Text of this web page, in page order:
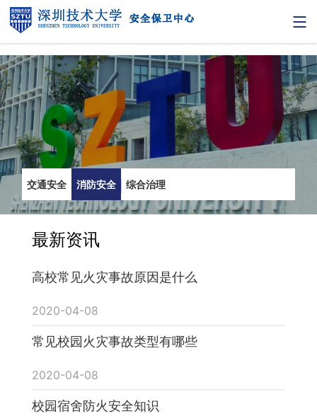
交通安全 消防安全 综合治理
最新资讯
高校常见火灾事故原因是什么
2020-04-08
常见校园火灾事故类型有哪些
2020-04-08
校园宿舍防火安全知识